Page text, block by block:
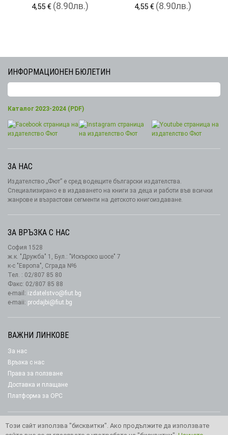
4,55 € (8.90лв.) 4,55 € (8.90лв.)
ИНФОРМАЦИОНЕН БЮЛЕТИН
Каталог 2023-2024 (PDF)
ЗА НАС
Издателство „Фют” е сред водещите български издателства.
Специализирано е в издаването на книги за деца и работи във всички
жанрове и възрастови сегменти на детското книгоиздаване.
ЗА ВРЪЗКА С НАС
София 1528
ж.к. "Дружба" 1, Бул.: "Искърско шосе" 7
к-с "Европа", Сграда №6
Тел. : 02/807 85 80
Факс: 02/807 85 88
e-mail: izdatelstvo@fiut.bg
e-maii: prodajbi@fiut.bg
ВАЖНИ ЛИНКОВЕ
За нас
Връзка с нас
Права за ползване
Доставка и плащане
Платформа за ОРС
Този сайт използва "бисквитки". Ако продължите да използвате